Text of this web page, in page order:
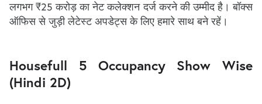
लगभग ₹25 करोड़ का नेट कलेक्शन दर्ज करने की उम्मीद है। बॉक्स
ऑफिस से जुड़ी लेटेस्ट अपडेट्स के लिए हमारे साथ बने रहें।
Housefull 5 Occupancy Show Wise
(Hindi 2D)